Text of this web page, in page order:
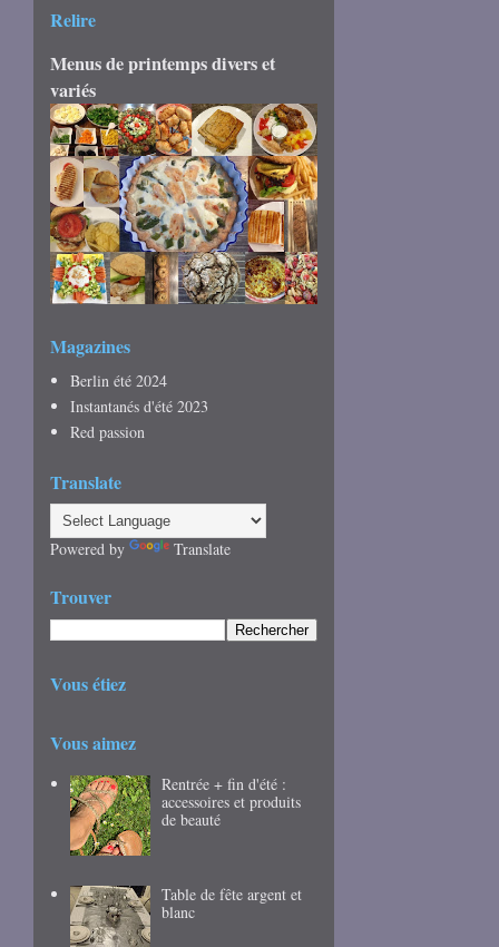
Relire
Menus de printemps divers et
variés
Magazines
Berlin été 2024
Instantanés d'été 2023
Red passion
Translate
Powered by Translate
Trouver
Vous étiez
Vous aimez
Rentrée + fin d'été :
accessoires et produits
de beauté
Table de fête argent et
blanc